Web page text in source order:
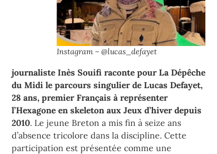
Instagram – @lucas_defayet
journaliste Inès Souifi raconte pour La Dépêche
du Midi le parcours singulier de Lucas Defayet,
28 ans, premier Français à représenter
l’Hexagone en skeleton aux Jeux d’hiver depuis
2010. Le jeune Breton a mis fin à seize ans
d’absence tricolore dans la discipline. Cette
participation est présentée comme une